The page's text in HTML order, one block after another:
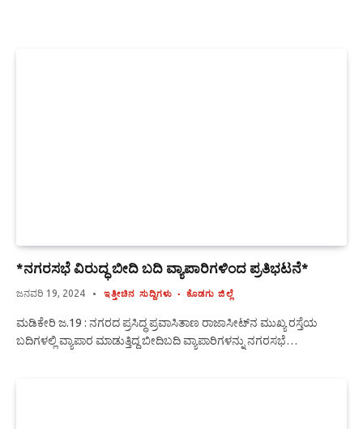
*ನಗರಸಭೆ ವಿರುದ್ಧ ಬೀದಿ ಬದಿ ವ್ಯಾಪಾರಿಗಳಿಂದ ಪ್ರತಿಭಟನೆ*
ಜನವರಿ 19, 2024 ಇತ್ತೀಚಿನ ಸುದ್ದಿಗಳು ಕೊಡಗು ಜಿಲ್ಲೆ
ಮಡಿಕೇರಿ ಜ.19 : ನಗರದ ಪ್ರಸಿದ್ಧ ಪ್ರವಾಸಿತಾಣ ರಾಜಾಸೀಟ್‍ನ ಮುಖ್ಯ ರಸ್ತೆಯ
ಬದಿಗಳಲ್ಲಿ ವ್ಯಾಪಾರ ಮಾಡುತ್ತಿದ್ದ ಬೀದಿಬದಿ ವ್ಯಾಪಾರಿಗಳನ್ನು ನಗರಸಭೆ…